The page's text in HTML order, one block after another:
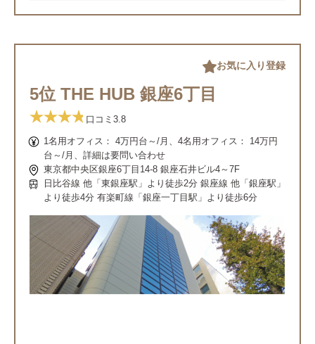
5位 THE HUB 銀座6丁目
口コミ 3.8
1名用オフィス： 4万円台～/月、4名用オフィス： 14万円
台～/月、詳細は要問い合わせ
東京都中央区銀座6丁目14-8 銀座石井ビル4～7F
日比谷線 他「東銀座駅」より徒歩2分 銀座線 他「銀座駅」
より徒歩4分 有楽町線「銀座一丁目駅」より徒歩6分
お気に入り登録